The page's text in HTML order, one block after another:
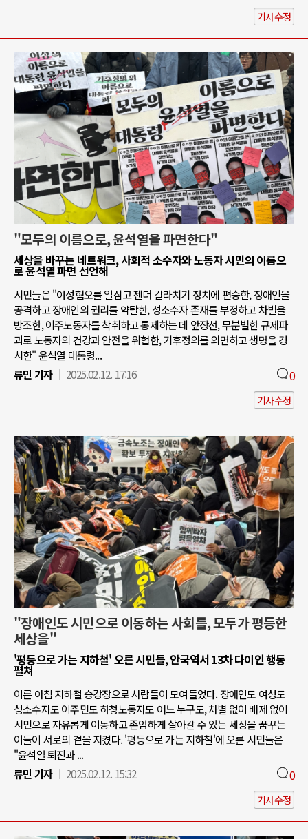
기사수정
"모두의 이름으로, 윤석열을 파면한다"
세상을 바꾸는 네트워크, 사회적 소수자와 노동자 시민의 이름으
로 윤석열 파면 선언해
시민들은 "여성혐오를 일삼고 젠더 갈라치기 정치에 편승한, 장애인을
공격하고 장애인의 권리를 약탈한, 성소수자 존재를 부정하고 차별을
방조한, 이주노동자를 착취하고 통제하는 데 앞장선, 무분별한 규제파
괴로 노동자의 건강과 안전을 위협한, 기후정의를 외면하고 생명을 경
시한" 윤석열 대통령...
류민 기자
2025.02.12. 17:16 0
기사수정
"장애인도 시민으로 이동하는 사회를, 모두가 평등한
세상을"
'평등으로 가는 지하철' 오른 시민들, 안국역서 13차 다이인 행동
펼쳐
이른 아침 지하철 승강장으로 사람들이 모여들었다. 장애인도 여성도
성소수자도 이주민도 하청노동자도 어느 누구도, 차별 없이 배제 없이
시민으로 자유롭게 이동하고 존엄하게 살아갈 수 있는 세상을 꿈꾸는
이들이 서로의 곁을 지켰다. '평등으로 가는 지하철'에 오른 시민들은
"윤석열 퇴진과 ...
류민 기자
2025.02.12. 15:32 0
기사수정